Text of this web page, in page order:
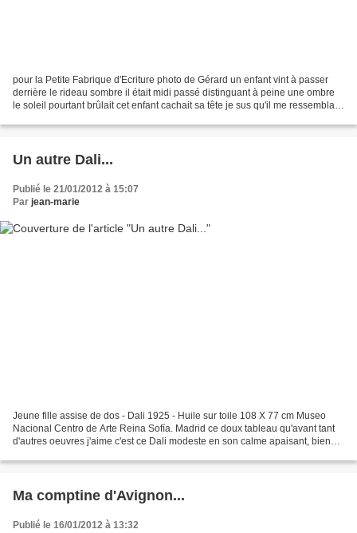
pour la Petite Fabrique d'Ecriture photo de Gérard un enfant vint à passer
derrière le rideau sombre il était midi passé distinguant à peine une ombre
le soleil pourtant brûlait cet enfant cachait sa tête je sus qu'il me ressemblait
Un autre Dali...
Publié le 21/01/2012 à 15:07
Par jean-marie
Jeune fille assise de dos - Dali 1925 - Huile sur toile 108 X 77 cm Museo
Nacional Centro de Arte Reina Sofía. Madrid ce doux tableau qu'avant tant
d'autres oeuvres j'aime c'est ce Dali modeste en son calme apaisant, bien
Ma comptine d'Avignon...
Publié le 16/01/2012 à 13:32